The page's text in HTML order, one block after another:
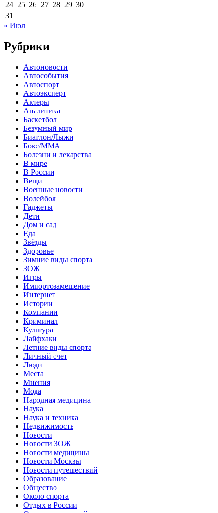
24 25 26 27 28 29 30
31
« Июл
Рубрики
Автоновости
Автособытия
Автоспорт
Автоэксперт
Актеры
Аналитика
Баскетбол
Безумный мир
Биатлон/Лыжи
Бокс/MMA
Болезни и лекарства
В мире
В России
Вещи
Военные новости
Волейбол
Гаджеты
Дети
Дом и сад
Еда
Звёзды
Здоровье
Зимние виды спорта
ЗОЖ
Игры
Импортозамещение
Интернет
Истории
Компании
Криминал
Культура
Лайфхаки
Летние виды спорта
Личный счет
Люди
Места
Мнения
Мода
Народная медицина
Наука
Наука и техника
Недвижимость
Новости
Новости ЗОЖ
Новости медицины
Новости Москвы
Новости путешествий
Образование
Общество
Около спорта
Отдых в России